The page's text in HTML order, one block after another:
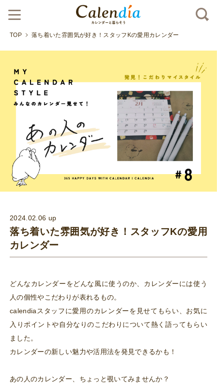
TOP 落ち着いた雰囲気が好き！スタッフKの愛用カレンダー
2024.02.06 up
落ち着いた雰囲気が好き！スタッフKの愛用
カレンダー
どんなカレンダーをどんな風に使うのか、カレンダーには使う
人の個性やこだわりが表れるもの。
calendiaスタッフに愛用のカレンダーを見せてもらい、お気に
入りポイントや自分なりのこだわりについて熱く語ってもらい
ました。
カレンダーの新しい魅力や活用法を発見できるかも！
あの人のカレンダー、ちょっと覗いてみませんか？